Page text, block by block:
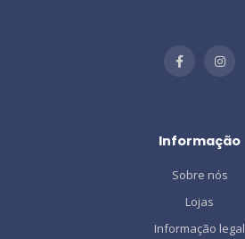
Informação
Sobre nós
Lojas
Informação legal